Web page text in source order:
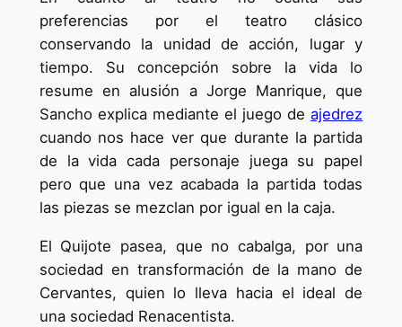
preferencias por el teatro clásico
conservando la unidad de acción, lugar y
tiempo. Su concepción sobre la vida lo
resume en alusión a Jorge Manrique, que
Sancho explica mediante el juego deajedrez
cuando nos hace ver que durante la partida
de la vida cada personaje juega su papel
pero que una vez acabada la partida todas
las piezas se mezclan por igual en la caja.
El Quijote pasea, que no cabalga, por una
sociedad en transformación de la mano de
Cervantes, quien lo lleva hacia el ideal de
una sociedad Renacentista.